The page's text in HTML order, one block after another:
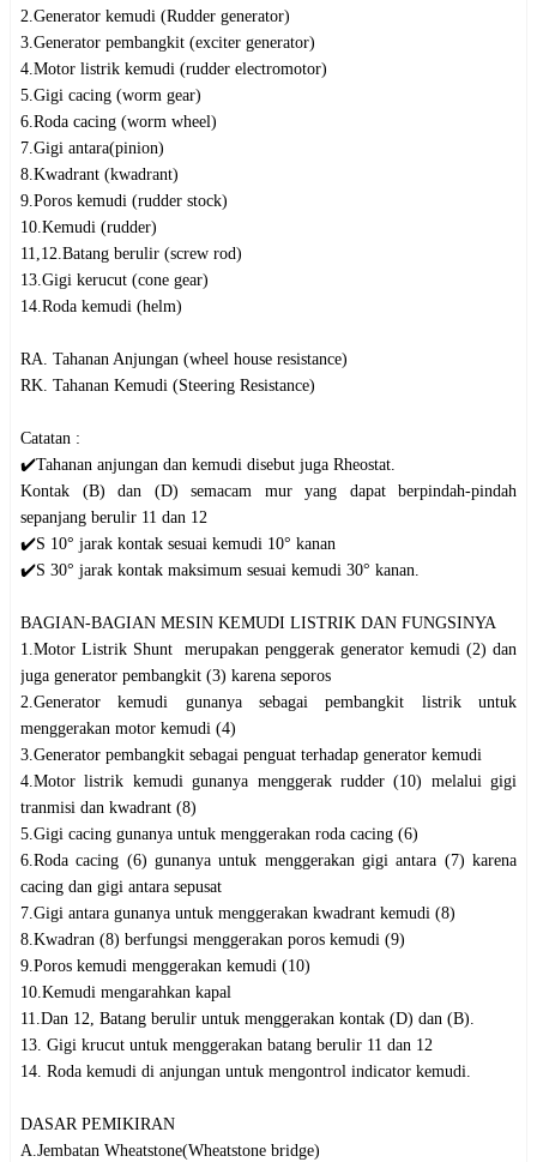
2.Generator kemudi (Rudder generator)
3.Generator pembangkit (exciter generator)
4.Motor listrik kemudi (rudder electromotor)
5.Gigi cacing (worm gear)
6.Roda cacing (worm wheel)
7.Gigi antara(pinion)
8.Kwadrant (kwadrant)
9.Poros kemudi (rudder stock)
10.Kemudi (rudder)
11,12.Batang berulir (screw rod)
13.Gigi kerucut (cone gear)
14.Roda kemudi (helm)
RA. Tahanan Anjungan (wheel house resistance)
RK. Tahanan Kemudi (Steering Resistance)
Catatan :
✔️Tahanan anjungan dan kemudi disebut juga Rheostat.
Kontak (B) dan (D) semacam mur yang dapat berpindah-pindah
sepanjang berulir 11 dan 12
✔️S 10° jarak kontak sesuai kemudi 10° kanan
✔️S 30° jarak kontak maksimum sesuai kemudi 30° kanan.
BAGIAN-BAGIAN MESIN KEMUDI LISTRIK DAN FUNGSINYA
1.Motor Listrik Shunt  merupakan penggerak generator kemudi (2) dan
juga generator pembangkit (3) karena seporos
2.Generator kemudi gunanya sebagai pembangkit listrik untuk
menggerakan motor kemudi (4)
3.Generator pembangkit sebagai penguat terhadap generator kemudi
4.Motor listrik kemudi gunanya menggerak rudder (10) melalui gigi
tranmisi dan kwadrant (8)
5.Gigi cacing gunanya untuk menggerakan roda cacing (6)
6.Roda cacing (6) gunanya untuk menggerakan gigi antara (7) karena
cacing dan gigi antara sepusat
7.Gigi antara gunanya untuk menggerakan kwadrant kemudi (8)
8.Kwadran (8) berfungsi menggerakan poros kemudi (9)
9.Poros kemudi menggerakan kemudi (10)
10.Kemudi mengarahkan kapal
11.Dan 12, Batang berulir untuk menggerakan kontak (D) dan (B).
13. Gigi krucut untuk menggerakan batang berulir 11 dan 12
14. Roda kemudi di anjungan untuk mengontrol indicator kemudi.
DASAR PEMIKIRAN
A.Jembatan Wheatstone(Wheatstone bridge)